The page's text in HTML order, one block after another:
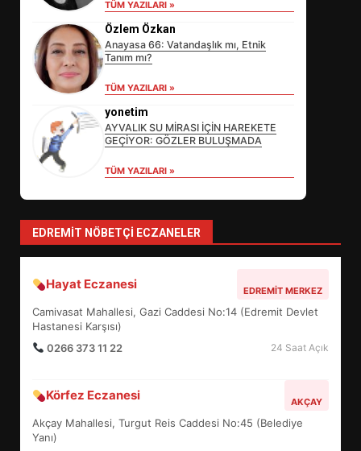
TÜM YAZILARI »
Özlem Özkan
Anayasa 66: Vatandaşlık mı, Etnik
Tanım mı?
TÜM YAZILARI »
yonetim
AYVALIK SU MİRASI İÇİN HAREKETE
GEÇİYOR: GÖZLER BULUŞMADA
TÜM YAZILARI »
EDREMIT NÖBETÇI ECZANELER
Hayat Eczanesi EDREMIT MERKEZ
Camivasat Mahallesi, Gazi Caddesi No:14 (Edremit Devlet
Hastanesi Karşısı)
0266 373 11 22
24 Saat Açık
Körfez Eczanesi AKÇAY
Akçay Mahallesi, Turgut Reis Caddesi No:45 (Belediye
Yanı)
DEĞİŞECEK?
EDREMİT’İN GURURU TÜRKİYE
FİNALİNDE NE BAŞARDI?
5
6
BURHANİYE SATRANÇ
TURNUVASI KAYITLARI NEYİ
DEĞİŞTİRİYOR?
7
YENİ YÖNETİM NASIL